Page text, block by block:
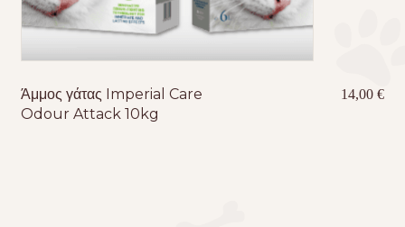
Άμμος γάτας Imperial Care
Odour Attack 10kg
14,00€